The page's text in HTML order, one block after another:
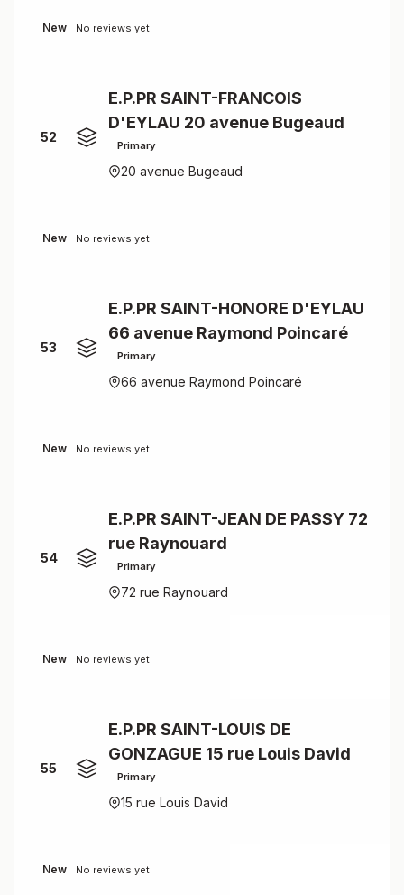
New No reviews yet
52
E.P.PR SAINT-FRANCOIS
D'EYLAU 20 avenue Bugeaud
Primary
20 avenue Bugeaud
New No reviews yet
53
E.P.PR SAINT-HONORE D'EYLAU
66 avenue Raymond Poincaré
Primary
66 avenue Raymond Poincaré
New No reviews yet
54
E.P.PR SAINT-JEAN DE PASSY 72
rue Raynouard
Primary
72 rue Raynouard
New No reviews yet
55
E.P.PR SAINT-LOUIS DE
GONZAGUE 15 rue Louis David
Primary
15 rue Louis David
New No reviews yet